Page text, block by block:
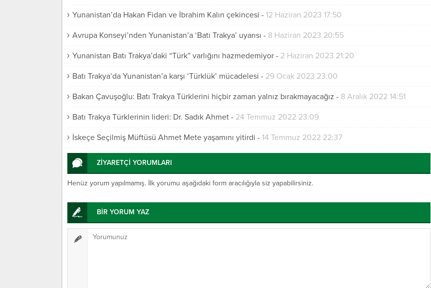
Yunanistan’da Hakan Fidan ve İbrahim Kalın çekincesi - 12 Haziran 2023 17:50
Avrupa Konseyi’nden Yunanistan’a ‘Batı Trakya’ uyarısı - 8 Haziran 2023 20:55
Yunanistan Batı Trakya’daki “Türk” varlığını hazmedemiyor - 2 Haziran 2023 21:20
Batı Trakya’da Yunanistan’a karşı ‘Türklük’ mücadelesi - 29 Ocak 2023 23:00
Bakan Çavuşoğlu: Batı Trakya Türklerini hiçbir zaman yalnız bırakmayacağız - 8 Aralık 2022 14:51
Batı Trakya Türklerinin lideri: Dr. Sadık Ahmet - 24 Temmuz 2022 23:09
İskeçe Seçilmiş Müftüsü Ahmet Mete yaşamını yitirdi - 14 Temmuz 2022 22:37
ZİYARETÇİ YORUMLARI
Henüz yorum yapılmamış. İlk yorumu aşağıdaki form aracılığıyla siz yapabilirsiniz.
BİR YORUM YAZ